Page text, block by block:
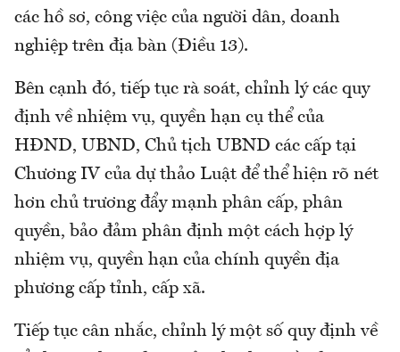
các hồ sơ, công việc của người dân, doanh
nghiệp trên địa bàn (Điều 13).
Bên cạnh đó, tiếp tục rà soát, chỉnh lý các quy
định về nhiệm vụ, quyền hạn cụ thể của
HĐND, UBND, Chủ tịch UBND các cấp tại
Chương IV của dự thảo Luật để thể hiện rõ nét
hơn chủ trương đẩy mạnh phân cấp, phân
quyền, bảo đảm phân định một cách hợp lý
nhiệm vụ, quyền hạn của chính quyền địa
phương cấp tỉnh, cấp xã.
Tiếp tục cân nhắc, chỉnh lý một số quy định về